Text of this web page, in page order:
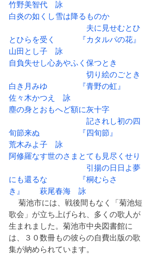
竹野美智代　詠
白炎の如くし雪は降るものか
夫に見せむとひ
とひらを受く　　　『カタルパの花』
山田とし子　詠
自負失せし心あやふく保つとき
切り絵のごとき
白き月みゆ　　　　『青野の虹』
佐々木かつえ　詠
塵の身とおもへど額に灰十字
記されし初の四
旬節来ぬ　　　　　『四旬節』
荒木みよ子　詠
阿修羅なす世のさまとても見尽くせり
引揚の日日よ夢
にも還るな　　　　『桐むらさ
き』　　萩尾春海　詠
歌会」が立ち上げられ、多くの歌人が
生まれました。菊池市中央図書館に
は、３０数冊もの彼らの自費出版の歌
集が納められています。